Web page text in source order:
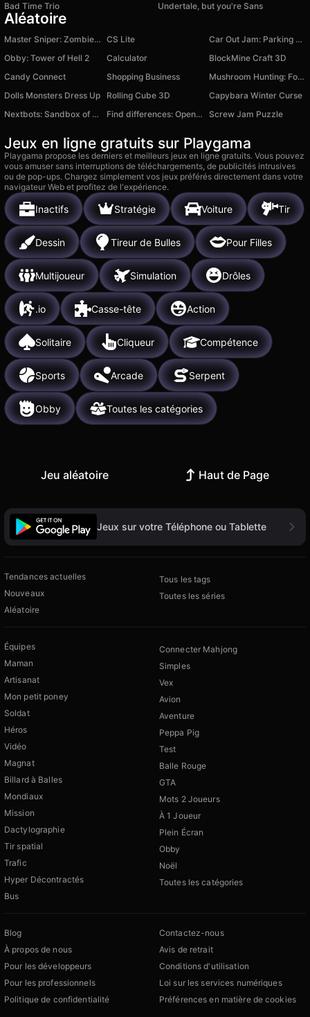
Bad Time Trio
Undertale, but you're Sans
Aléatoire
Master Sniper: Zombie Attack CS Lite
Car Out Jam: Parking & Passengers
Obby: Tower of Hell 2
Calculator
BlockMine Craft 3D
Candy Connect
Shopping Business
Mushroom Hunting: Forest Search
Dolls Monsters Dress Up
Rolling Cube 3D
Capybara Winter Curse
Nextbots: Sandbox of Memes
Find differences: Open the girl's photo Screw Jam Puzzle
Jeux en ligne gratuits sur Playgama
Playgama propose les derniers et meilleurs jeux en ligne gratuits. Vous pouvez
vous amuser sans interruptions de téléchargements, de publicités intrusives
ou de pop-ups. Chargez simplement vos jeux préférés directement dans votre
navigateur Web et profitez de l'expérience.
Inactifs Stratégie Voiture Tir
Dessin Tireur de Bulles Pour Filles
Multijoueur Simulation Drôles
.io Casse-tête Action
Solitaire Cliqueur Compétence
Sports Arcade Serpent
Obby Toutes les catégories
Jeu aléatoire Haut de Page
Jeux sur votre Téléphone ou Tablette
Tendances actuelles
Nouveaux
Aléatoire
Tous les tags
Toutes les séries
Équipes
Maman
Artisanat
Mon petit poney
Soldat
Héros
Vidéo
Magnat
Billard à Balles
Mondiaux
Mission
Dactylographie
Tir spatial
Trafic
Hyper Décontractés
Bus
Connecter Mahjong
Simples
Vex
Avion
Aventure
Peppa Pig
Test
Balle Rouge
GTA
Mots 2 Joueurs
À 1 Joueur
Plein Écran
Obby
Noël
Toutes les catégories
Blog
À propos de nous
Pour les développeurs
Pour les professionnels
Politique de confidentialité
Contactez-nous
Avis de retrait
Conditions d'utilisation
Loi sur les services numériques
Préférences en matière de cookies